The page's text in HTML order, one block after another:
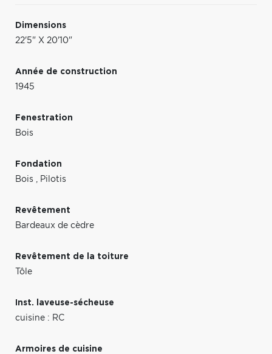
Dimensions
22'5" X 20'10"
Année de construction
1945
Fenestration
Bois
Fondation
Bois , Pilotis
Revêtement
Bardeaux de cèdre
Revêtement de la toiture
Tôle
Inst. laveuse-sécheuse
cuisine : RC
Armoires de cuisine